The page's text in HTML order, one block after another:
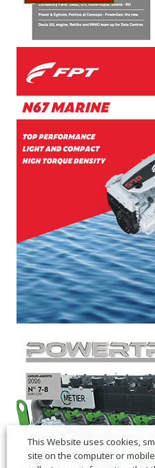
This Website uses cookies,
site on the computer or